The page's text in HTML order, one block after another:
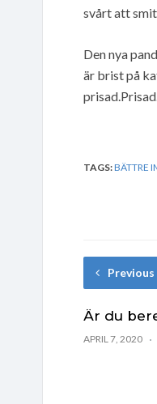
svårt att
Den nya
är brist på
TAGS:BÄTTRE
Är du
APRIL 7, 2020